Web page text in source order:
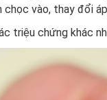
vào, thay đổi
triệu chứng khác